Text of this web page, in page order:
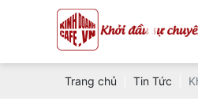
Trang chủ Tin Tức